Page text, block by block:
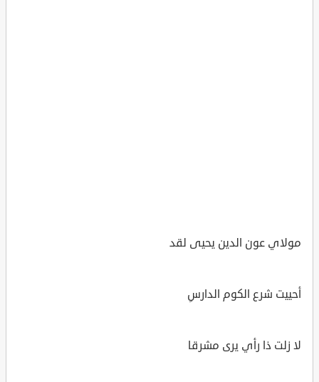
مولاي عون الدين يحيى لقد
أحييت شرع الكوم الدارسِ
لا زلت ذا رأي يرى مشرقا